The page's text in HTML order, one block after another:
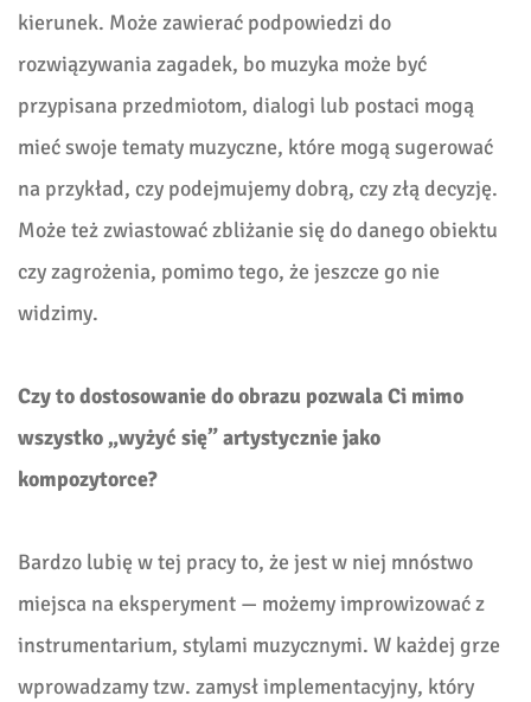
kierunek. Może zawierać podpowiedzi do
rozwiązywania zagadek, bo muzyka może być
przypisana przedmiotom, dialogi lub postaci mogą
mieć swoje tematy muzyczne, które mogą sugerować
na przykład, czy podejmujemy dobrą, czy złą decyzję.
Może też zwiastować zbliżanie się do danego obiektu
czy zagrożenia, pomimo tego, że jeszcze go nie
widzimy.
Czy to dostosowanie do obrazu pozwala Ci mimo
wszystko „wyżyć się” artystycznie jako
kompozytorce?
Bardzo lubię w tej pracy to, że jest w niej mnóstwo
miejsca na eksperyment — możemy improwizować z
instrumentarium, stylami muzycznymi. W każdej grze
wprowadzamy tzw. zamysł implementacyjny, który